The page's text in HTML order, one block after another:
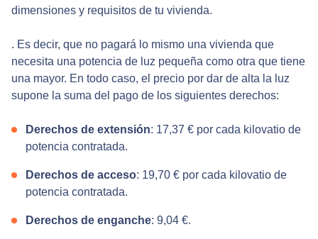
dimensiones y requisitos de tu vivienda.
. Es decir, que no pagará lo mismo una vivienda que
necesita una potencia de luz pequeña como otra que tiene
una mayor. En todo caso, el precio por dar de alta la luz
supone la suma del pago de los siguientes derechos:
Derechos de extensión: 17,37 € por cada kilovatio de
potencia contratada.
Derechos de acceso: 19,70 € por cada kilovatio de
potencia contratada.
Derechos de enganche: 9,04 €.